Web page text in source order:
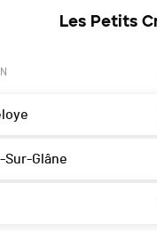
Les Petits
Sur-Glâne